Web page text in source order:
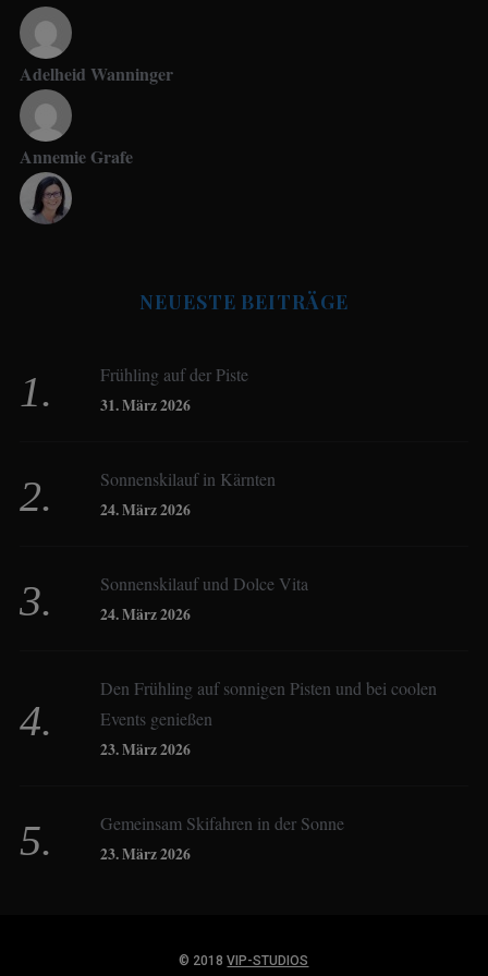
Adelheid Wanninger
Annemie Grafe
Birgit Werner
Christoph Schrahe
Derk Hoberg
Dominique Schroller
NEUESTE BEITRÄGE
Frühling auf der Piste
31. März 2026
Sonnenskilauf in Kärnten
24. März 2026
Sonnenskilauf und Dolce Vita
24. März 2026
Den Frühling auf sonnigen Pisten und bei coolen
Events genießen
23. März 2026
Gemeinsam Skifahren in der Sonne
23. März 2026
© 2018VIP-STUDIOS